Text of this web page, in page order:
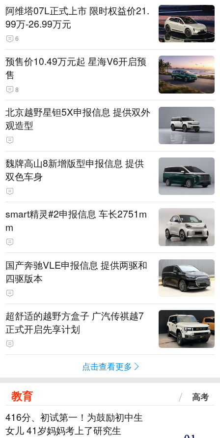
阿维塔07L正式上市 限时权益价21.
99万-26.99万元
6
预售价10.49万元起 星海V6开启预
售
8
北京越野星钽5X申报信息 提供双外
观造型
魏牌高山8新增版型申报信息 提供
双色车身
smart精灵#2申报信息 车长2751m
m
国产奔驰VLE申报信息 提供两驱和
四驱版本
超舒适的越野方盒子 广汽传祺越7
正式开启先享计划
点击查看更多
教育 高考
416分、初试第一！为鼓励初中生
女儿 41岁妈妈考上了研究生